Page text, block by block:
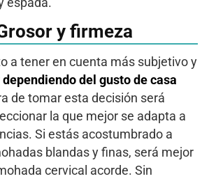
y firmeza
a tener en cuenta más subjetivo y
dependiendo del gusto de casa
de tomar esta decisión será
la que mejor se adapta a
Si estás acostumbrado a
blandas y finas, será mejor
cervical acorde. Sin